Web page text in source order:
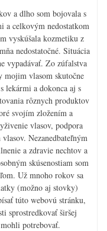
a dlho som bojovala s
a celkovým nedostatkom
vyskúšala kozmetiku z
nedostatočné. Situácia
vypadávať. Zo zúfalstva
mojim vlasom skutočne
lekármi a dokonca aj s
rôznych produktov
svojím zložením a
vlasov, podpora
Nezanedbateľným
a zdravie nechtov a
skúsenostiam som
Už mnoho rokov sa
(možno aj stovky)
túto webovú stránku,
sprostredkovať širšej
potrebovať.